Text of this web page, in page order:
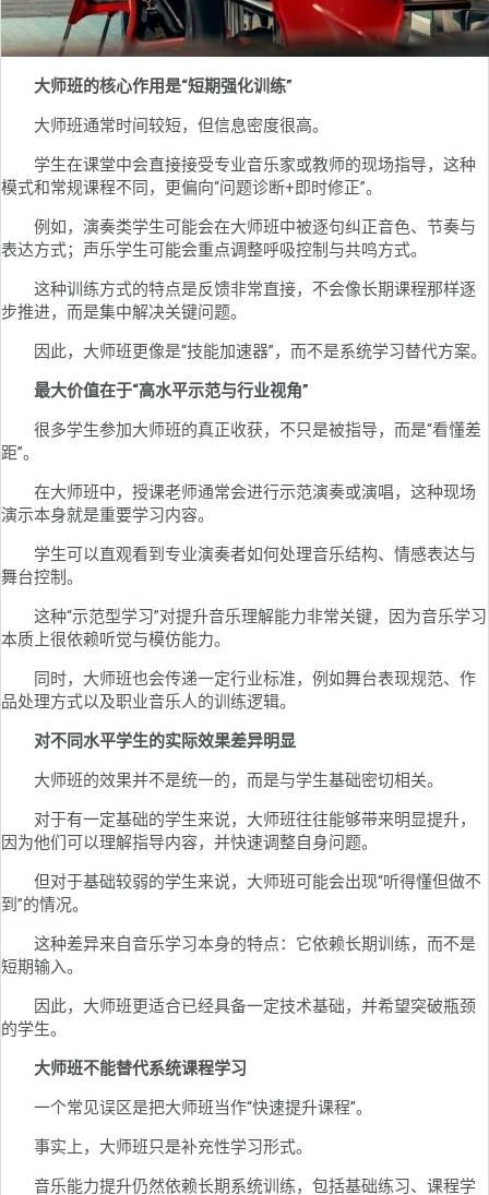
大师班的核心作用是“短期强化训练”
大师班通常时间较短，但信息密度很高。
学生在课堂中会直接接受专业音乐家或教师的现场指导，这种
模式和常规课程不同，更偏向“问题诊断+即时修正”。
例如，演奏类学生可能会在大师班中被逐句纠正音色、节奏与
表达方式；声乐学生可能会重点调整呼吸控制与共鸣方式。
这种训练方式的特点是反馈非常直接，不会像长期课程那样逐
步推进，而是集中解决关键问题。
因此，大师班更像是“技能加速器”，而不是系统学习替代方案。
最大价值在于“高水平示范与行业视角”
很多学生参加大师班的真正收获，不只是被指导，而是“看懂差
距”。
在大师班中，授课老师通常会进行示范演奏或演唱，这种现场
演示本身就是重要学习内容。
学生可以直观看到专业演奏者如何处理音乐结构、情感表达与
舞台控制。
这种“示范型学习”对提升音乐理解能力非常关键，因为音乐学习
本质上很依赖听觉与模仿能力。
同时，大师班也会传递一定行业标准，例如舞台表现规范、作
品处理方式以及职业音乐人的训练逻辑。
对不同水平学生的实际效果差异明显
大师班的效果并不是统一的，而是与学生基础密切相关。
对于有一定基础的学生来说，大师班往往能够带来明显提升，
因为他们可以理解指导内容，并快速调整自身问题。
但对于基础较弱的学生来说，大师班可能会出现“听得懂但做不
到”的情况。
这种差异来自音乐学习本身的特点：它依赖长期训练，而不是
短期输入。
因此，大师班更适合已经具备一定技术基础，并希望突破瓶颈
的学生。
大师班不能替代系统课程学习
一个常见误区是把大师班当作“快速提升课程”。
事实上，大师班只是补充性学习形式。
音乐能力提升仍然依赖长期系统训练，包括基础练习、课程学